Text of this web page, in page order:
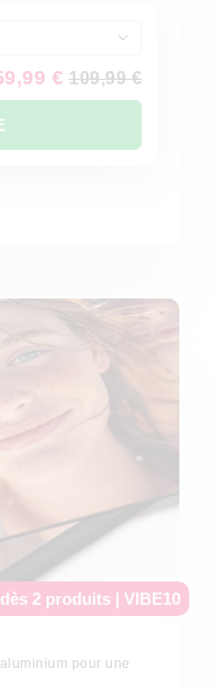
€ 109,99 €
2 produits | VIBE10
pour une